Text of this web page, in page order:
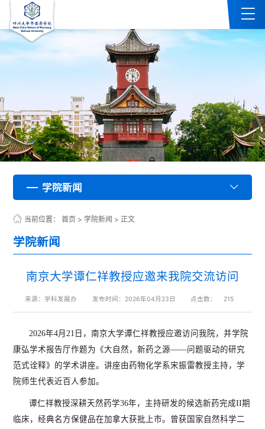
学院新闻
学院新闻
学院新闻
学院新闻
学院新闻
学院新闻
学院新闻
学院新闻
学院新闻
学院新闻
学院新闻
学院新闻
学院新闻
学院新闻
学院新闻
学院新闻
学院新闻
学院新闻
学院新闻
学院新闻
学院新闻
学院新闻
学院新闻
学院新闻
学院新闻
学院新闻
学院新闻
学院新闻
学院新闻
学院新闻
学院新闻
学院新闻
学院新闻
学院新闻
学院新闻
学院新闻
学院新闻
学院新闻
学院新闻
学院新闻
学院新闻
学院新闻
学院新闻
学院新闻
学院新闻
学院新闻
学院新闻
学院新闻
学院新闻
学院新闻
学院新闻
学院新闻
学院新闻
学院新闻
学院新闻
学院新闻
学院新闻
学院新闻
学院新闻
学院新闻